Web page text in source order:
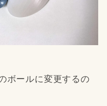
ボールに変更するの